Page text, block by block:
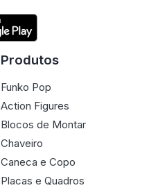
Produtos
Funko Pop
Action Figures
Blocos de Montar
Chaveiro
Caneca e Copo
Placas e Quadros